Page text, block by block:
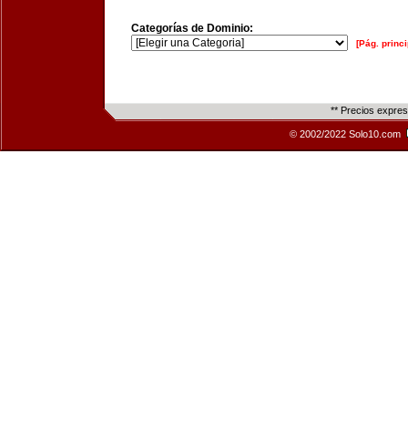
Categorías de Dominio:
[Pág.
** Precios
© 2002/2022 Solo10.com